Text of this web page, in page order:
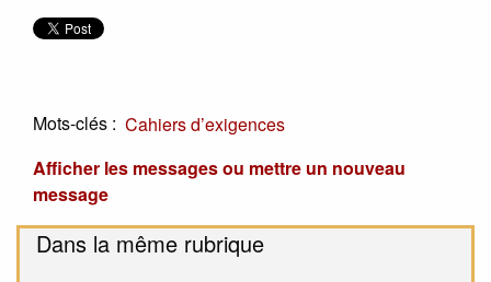
Mots-clés : Cahiers d’exigences
Afficher les messages ou mettre un nouveau
message
Dans la même rubrique